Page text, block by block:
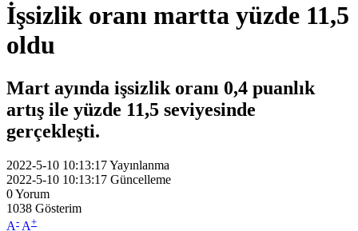
İşsizlik oranı martta yüzde 11,5
oldu
Mart ayında işsizlik oranı 0,4 puanlık
artış ile yüzde 11,5 seviyesinde
gerçekleşti.
2022-5-10 10:13:17Yayınlanma
2022-5-10 10:13:17 Güncelleme
0Yorum
1038 Gösterim
A- A+